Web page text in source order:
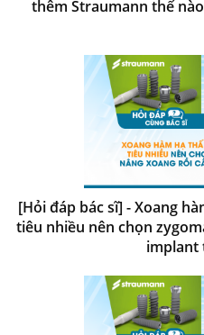
thêm Straumann thế
[Hỏi đáp bác sĩ] - Xoang
tiêu nhiều nên chọn
implant